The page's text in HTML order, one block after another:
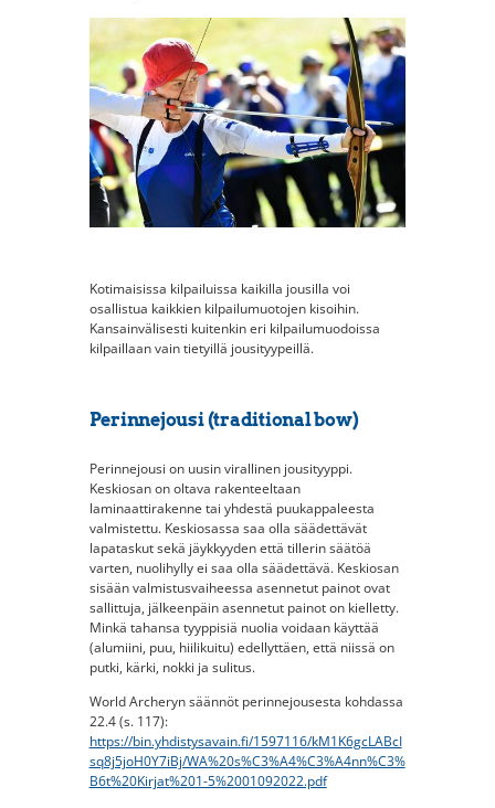
Kotimaisissa kilpailuissa kaikilla jousilla voi
osallistua kaikkien kilpailumuotojen kisoihin.
Kansainvälisesti kuitenkin eri kilpailumuodoissa
kilpaillaan vain tietyillä jousityypeillä.
Perinnejousi (traditional bow)
Perinnejousi on uusin virallinen jousityyppi.
Keskiosan on oltava rakenteeltaan
laminaattirakenne tai yhdestä puukappaleesta
valmistettu. Keskiosassa saa olla säädettävät
lapataskut sekä jäykkyyden että tillerin säätöä
varten, nuolihylly ei saa olla säädettävä. Keskiosan
sisään valmistusvaiheessa asennetut painot ovat
sallittuja, jälkeenpäin asennetut painot on kielletty.
Minkä tahansa tyyppisiä nuolia voidaan käyttää
(alumiini, puu, hiilikuitu) edellyttäen, että niissä on
putki, kärki, nokki ja sulitus.
World Archeryn säännöt perinnejousesta kohdassa
22.4 (s. 117):
https://bin.yhdistysavain.fi/1597116/kM1K6gcLABcI
sq8j5joH0Y7iBj/WA%20s%C3%A4%C3%A4nn%C3%
B6t%20Kirjat%201-5%2001092022.pdf